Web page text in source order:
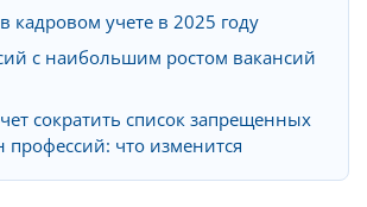
кадровом учете в 2025 году
с наибольшим ростом вакансий
сократить список запрещенных
что изменится